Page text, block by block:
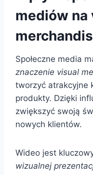
mediów na
Społeczne media
znaczenie visual
tworzyć atrakcyjne
produkty. Dzięki
zwiększyć swoją
nowych klientów.
Wideo jest
wizualnej